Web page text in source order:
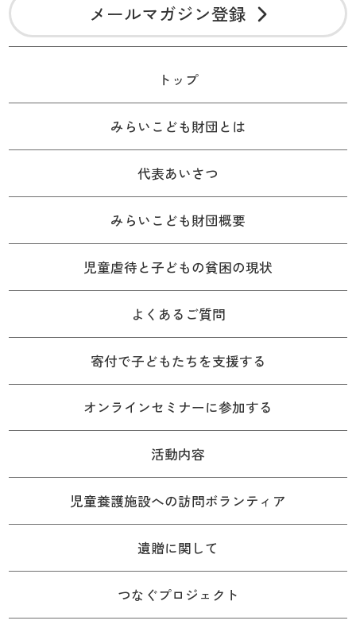
メールマガジン登録
トップ
みらいこども財団とは
代表あいさつ
みらいこども財団概要
児童虐待と子どもの貧困の現状
よくあるご質問
寄付で子どもたちを支援する
オンラインセミナーに参加する
活動内容
児童養護施設への訪問ボランティア
遺贈に関して
つなぐプロジェクト